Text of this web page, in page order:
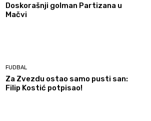
Doskorašnji golman Partizana u
Mačvi
FUDBAL
Za Zvezdu ostao samo pusti san:
Filip Kostić potpisao!